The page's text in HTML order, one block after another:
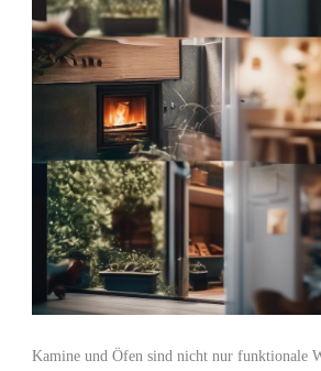
Kamine und Öfen sind nicht nur funktionale